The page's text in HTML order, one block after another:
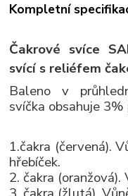
Kompletní
Čakrové svíce
svící s reliéfem
Baleno v
svíčka obsahuje
1.čakra (červená).
hřebíček.
2. čakra